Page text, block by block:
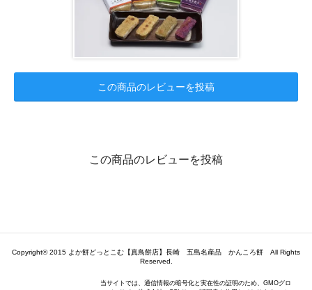
この商品のレビューを投稿
この商品のレビューを投稿
Copyright© 2015 よか餅どっとこむ【真鳥餅店】長崎 五島名産品 かんころ餅 All Rights
Reserved.
当サイトでは、通信情報の暗号化と実在性の証明のため、GMOグロ